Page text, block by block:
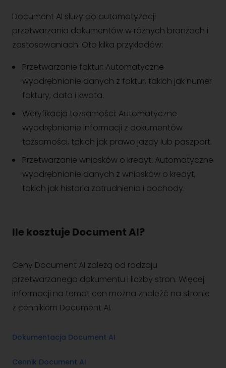
Document AI służy do automatyzacji
przetwarzania dokumentów w różnych branżach i
zastosowaniach. Oto kilka przykładów:
Przetwarzanie faktur: Automatyczne
wyodrębnianie danych z faktur, takich jak numer
faktury, data i kwota.
Weryfikacja tożsamości: Automatyczne
wyodrębnianie informacji z dokumentów
tożsamości, takich jak prawo jazdy lub paszport.
Przetwarzanie wniosków o kredyt: Automatyczne
wyodrębnianie danych z wniosków o kredyt,
takich jak historia zatrudnienia i dochody.
Ile kosztuje Document AI?
Ceny Document AI zależą od rodzaju
przetwarzanego dokumentu i liczby stron. Więcej
informacji na temat cen można znaleźć na stronie
z cennikiem Document AI.
Dokumentacja Document AI
Cennik Document AI